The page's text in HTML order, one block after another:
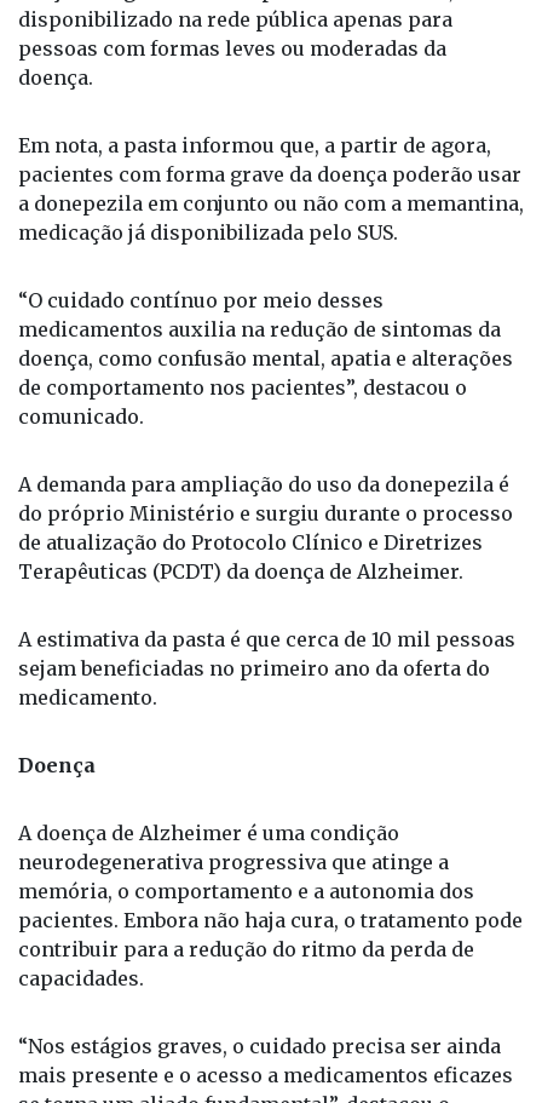
funções cognitivas e a capacidade funcional, era
disponibilizado na rede pública apenas para
pessoas com formas leves ou moderadas da
Em nota, a pasta informou que, a partir de agora,
pacientes com forma grave da doença poderão usar
a donepezila em conjunto ou não com a memantina,
“O cuidado contínuo por meio desses
medicamentos auxilia na redução de sintomas da
doença, como confusão mental, apatia e alterações
de comportamento nos pacientes”, destacou o
A demanda para ampliação do uso da donepezila é
do próprio Ministério e surgiu durante o processo
de atualização do Protocolo Clínico e Diretrizes
A estimativa da pasta é que cerca de 10 mil pessoas
sejam beneficiadas no primeiro ano da oferta do
A doença de Alzheimer é uma condição
neurodegenerativa progressiva que atinge a
memória, o comportamento e a autonomia dos
pacientes. Embora não haja cura, o tratamento pode
contribuir para a redução do ritmo da perda de
“Nos estágios graves, o cuidado precisa ser ainda